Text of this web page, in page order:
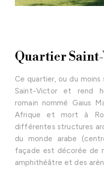
Quartier
Ce quartier, ou du moins
Saint-Victor et rend
romain nommé Gaius
Afrique et mort à
différentes structures
du monde arabe
façade est décorée de
amphithéâtre et des